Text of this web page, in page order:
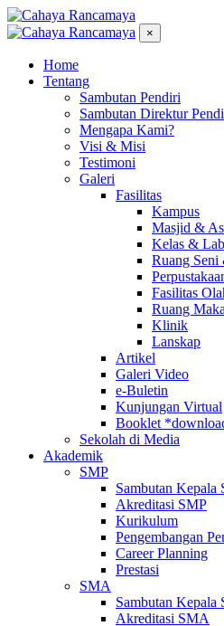
×
Home
Tentang
Sambutan Pendiri
Sambutan Direktur
Mengapa Kami?
Visi & Misi
Testimoni
Galeri
Fasilitas
Kampus
Masjid &
Kelas &
Ruang
Fasilitas
Ruang
Klinik
Lanskap
Artikel
Galeri Video
e-Buletin
Kunjungan Virtual
Booklet
Sekolah di Media
Akademik
SMP
Sambutan Kepala
Akreditasi SMP
Kurikulum
Pengembangan
Career Planning
Prestasi
SMA
Sambutan Kepala
Akreditasi SMA